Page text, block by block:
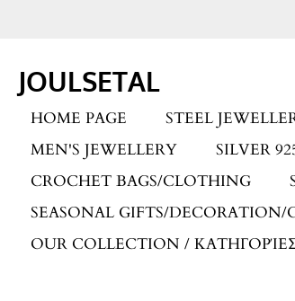
content
JOULSETAL
HOME PAGE STEEL
MEN'S JEWELLERY
SILVER
CROCHET BAGS/CLOTHING
SEASONAL GIFTS/DECORATION/
OUR COLLECTION /